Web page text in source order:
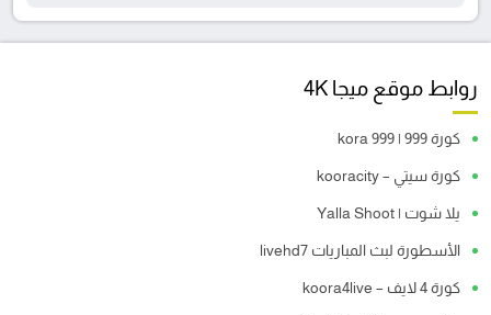
روابط موقع ميجا 4K
كورة 999 | kora 999
كورة سيتي – kooracity
يلا شوت | Yalla Shoot
الأسطورة لبث المباريات livehd7
كورة 4 لايف – koora4live